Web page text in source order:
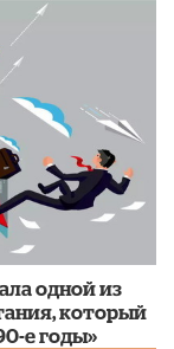
одной из
который
е годы»